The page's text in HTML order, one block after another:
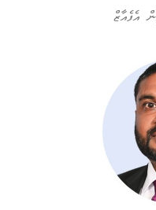
އެފެއާޒް